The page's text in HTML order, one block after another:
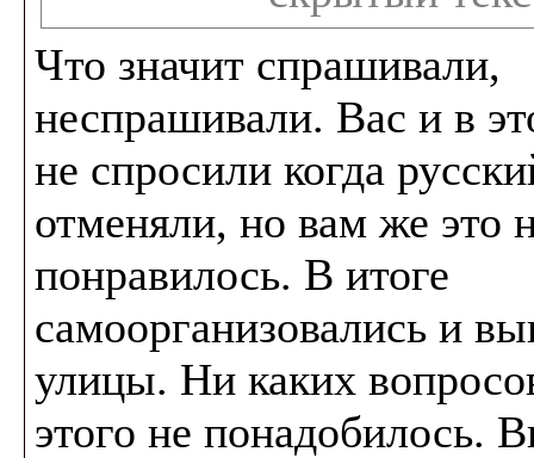
Что значит спрашивали,
неспрашивали. Вас и в
не спросили когда
отменяли, но вам же это
понравилось. В итоге
самоорганизовались и
улицы. Ни каких
этого не понадобилось.